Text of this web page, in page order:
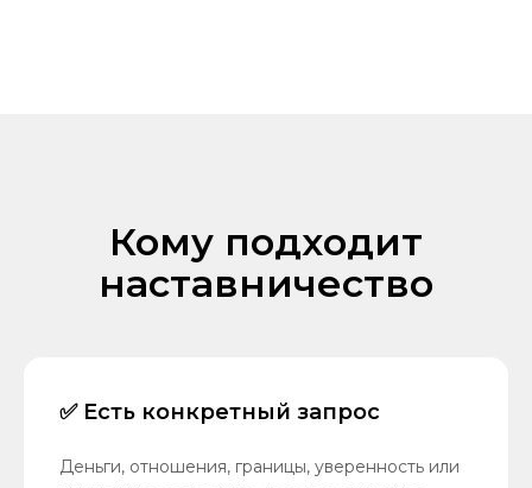
Кому подходит
наставничество
✅ Есть конкретный запрос
Деньги, отношения, границы, уверенность или